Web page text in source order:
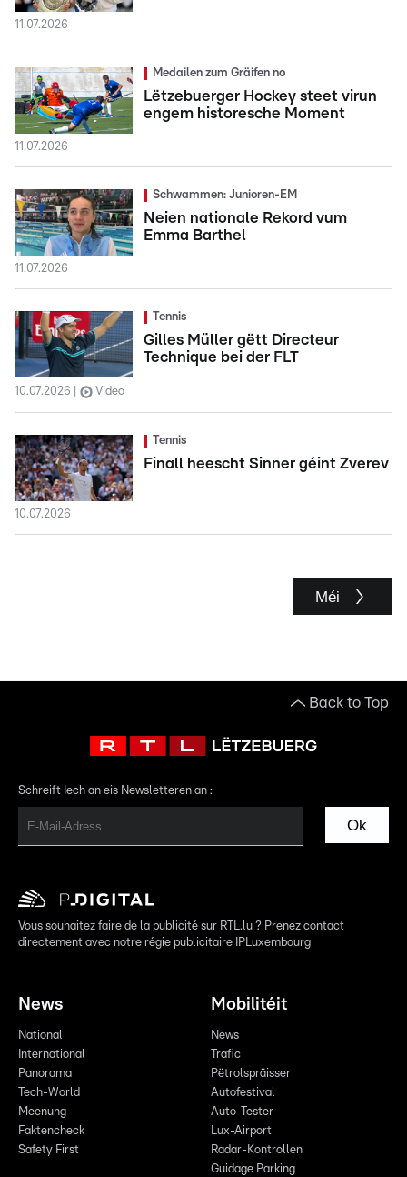
11.07.2026
Medailen zum Gräifen no
Lëtzebuerger Hockey steet virun
engem historesche Moment
11.07.2026
Schwammen: Junioren-EM
Neien nationale Rekord vum
Emma Barthel
11.07.2026
Tennis
Gilles Müller gëtt Directeur
Technique bei der FLT
10.07.2026 Video
Tennis
Finall heescht Sinner géint Zverev
10.07.2026
Méi
Back to Top
Schreift Iech an eis Newsletteren an :
Ok
Vous souhaitez faire de la publicité sur RTL.lu ? Prenez contact
directement avec notre régie publicitaire IPLuxembourg
News
National
International
Panorama
Tech-World
Meenung
Faktencheck
Safety First
Mobilitéit
News
Trafic
Pëtrolspräisser
Autofestival
Auto-Tester
Lux-Airport
Radar-Kontrollen
Guidage Parking